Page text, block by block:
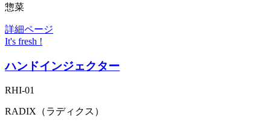
惣菜
詳細ページ
It's fresh !
ハンドインジェクター
RHI-01
RADIX（ラディクス）